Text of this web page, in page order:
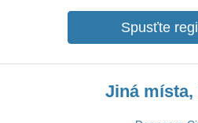
Spusťte
Jiná místa,